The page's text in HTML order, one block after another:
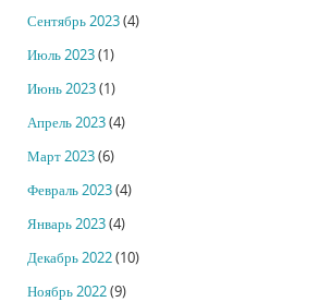
Сентябрь 2023(4)
Июль 2023(1)
Июнь 2023(1)
Апрель 2023(4)
Март 2023(6)
Февраль 2023(4)
Январь 2023(4)
Декабрь 2022(10)
Ноябрь 2022(9)